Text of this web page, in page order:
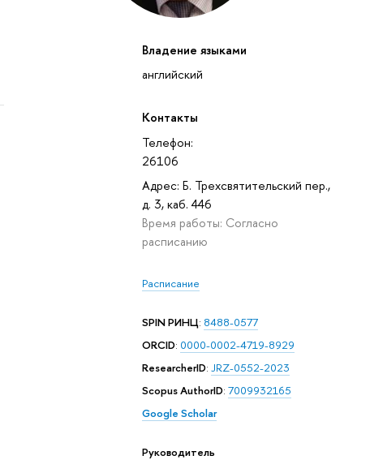
Владение языками
английский
Контакты
Телефон:
26106
Адрес: Б. Трехсвятительский пер.,
д. 3, каб. 446
Время работы: Согласно
расписанию
Расписание
SPIN РИНЦ: 8488-0577
ORCID: 0000-0002-4719-8929
ResearcherID: JRZ-0552-2023
Scopus AuthorID: 7009932165
Google Scholar
Руководитель